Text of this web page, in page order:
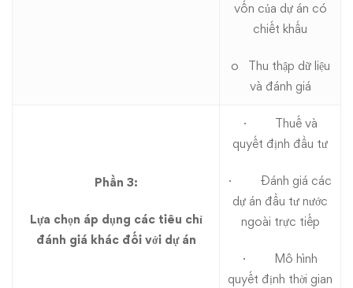
vốn của dự án có
chiết khấu
o Thu thập dữ liệu
và đánh giá
Phần 3:
Lựa chọn áp dụng các tiêu chỉ
đánh giá khác đối với dự án
· Thuế và
quyết định đầu tư
· Đánh giá các
dự án đầu tư nước
ngoài trực tiếp
· Mô hình
quyết định thời gian